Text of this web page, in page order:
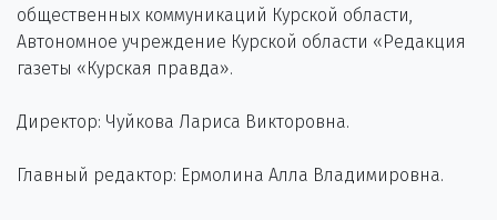
общественных коммуникаций Курской области,
Автономное учреждение Курской области «Редакция
газеты «Курская правда».
Директор: Чуйкова Лариса Викторовна.
Главный редактор: Ермолина Алла Владимировна.